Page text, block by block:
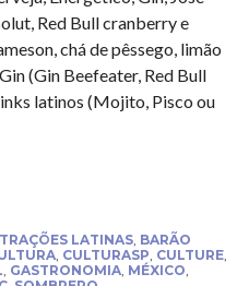
Red Bull cranberry e
chá de pêssego, limão
(Gin Beefeater, Red Bull
latinos (Mojito, Pisco ou
LATINAS, BARÃO
, CULTURASP CULTURE,
GASTRONOMIA, MÉXICO